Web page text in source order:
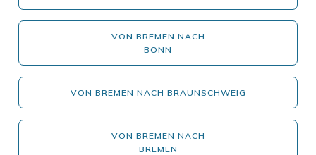
VON BREMEN NACH
BONN
VON BREMEN NACH BRAUNSCHWEIG
VON BREMEN NACH
BREMEN